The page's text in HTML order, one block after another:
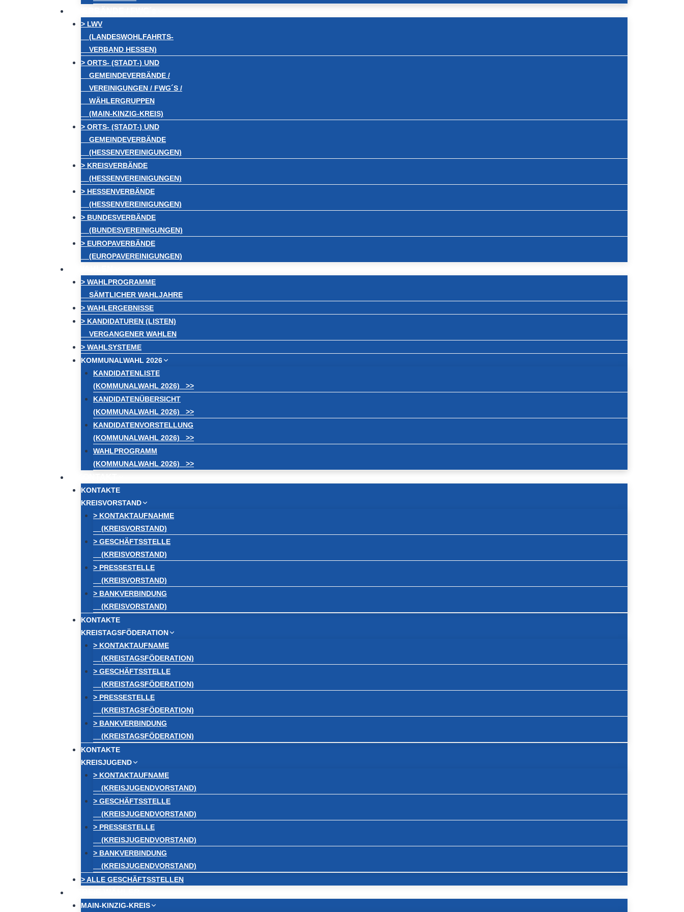
> LWV
(LANDESWOHLFAHRTS-
VERBAND HESSEN)
> ORTS- (STADT-) UND
GEMEINDEVERBÄNDE /
VEREINIGUNGEN / FWG´S /
WÄHLERGRUPPEN
(MAIN-KINZIG-KREIS)
> ORTS- (STADT-) UND
GEMEINDEVERBÄNDE
(HESSENVEREINIGUNGEN)
> KREISVERBÄNDE
(HESSENVEREINIGUNGEN)
> HESSENVERBÄNDE
(HESSENVEREINIGUNGEN)
> BUNDESVERBÄNDE
(BUNDESVEREINIGUNGEN)
> EUROPAVERBÄNDE
(EUROPAVEREINIGUNGEN)
> WAHLPROGRAMME
SÄMTLICHER WAHLJAHRE
> WAHLERGEBNISSE
> KANDIDATUREN (LISTEN)
VERGANGENER WAHLEN
> WAHLSYSTEME
KOMMUNALWAHL 2026
KANDIDATENLISTE
(KOMMUNALWAHL 2026) >>
KANDIDATENÜBERSICHT
(KOMMUNALWAHL 2026) >>
KANDIDATENVORSTELLUNG
(KOMMUNALWAHL 2026) >>
WAHLPROGRAMM
(KOMMUNALWAHL 2026) >>
KONTAKTE
KREISVORSTAND
> KONTAKTAUFNAHME
(KREISVORSTAND)
> GESCHÄFTSSTELLE
(KREISVORSTAND)
> PRESSESTELLE
(KREISVORSTAND)
> BANKVERBINDUNG
(KREISVORSTAND)
KONTAKTE
KREISTAGSFÖDERATION
> KONTAKTAUFNAME
(KREISTAGSFÖDERATION)
> GESCHÄFTSSTELLE
(KREISTAGSFÖDERATION)
> PRESSESTELLE
(KREISTAGSFÖDERATION)
> BANKVERBINDUNG
(KREISTAGSFÖDERATION)
KONTAKTE
KREISJUGEND
> KONTAKTAUFNAME
(KREISJUGENDVORSTAND)
> GESCHÄFTSSTELLE
(KREISJUGENDVORSTAND)
> PRESSESTELLE
(KREISJUGENDVORSTAND)
> BANKVERBINDUNG
(KREISJUGENDVORSTAND)
> ALLE GESCHÄFTSSTELLEN
MAIN-KINZIG-KREIS